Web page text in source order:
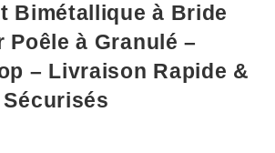
Bimétallique à Bride
Poêle à Granulé –
– Livraison Rapide &